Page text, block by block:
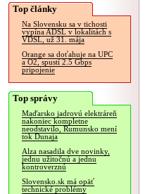
Top články
Na Slovensku sa v tichosti
vypína ADSL v lokalitách s
VDSL, už 31. mája
Orange sa doťahuje na UPC
a O2, spustí 2.5 Gbps
pripojenie
Top správy
Maďarsko jadrovú elektráreň
nakoniec kompletne
neodstavilo, Rumunsko mení
tok Dunaja
Alza nasadila dve novinky,
jednu užitočnú a jednu
kontroverznú
Slovensko.sk má opäť
technické problémy